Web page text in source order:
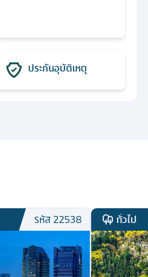
ประกันอุบัติเหตุ
รหัส22538 ทั่วไป